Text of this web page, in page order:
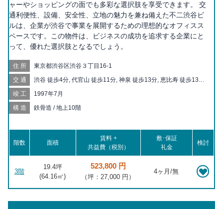
ャーやショッピングの面でも多彩な選択肢を享受できます。 交
通利便性、設備、安全性、立地の魅力を兼ね備えた不二渋谷ビ
ルは、企業が渋谷で事業を展開するための理想的なオフィスス
ペースです。この物件は、ビジネスの成功を追求する企業にと
って、優れた選択肢となるでしょう。
住所 東京都渋谷区渋谷３丁目16-1
交通
渋谷 徒歩4分, 代官山 徒歩11分, 神泉 徒歩13分, 恵比寿 徒歩13分,
徒歩20分
竣工 1997年7月
構造 鉄骨造 / 地上10階
階数 面積
賃料 +
共益費（税別）
敷･保証
礼金
検討
3階
19.4坪
(64.16㎡)
523,800 円
（坪：27,000 円）
4ヶ月/無